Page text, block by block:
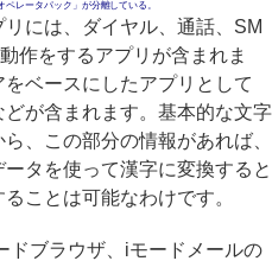
レータパック」が分離している。
には、ダイヤル、通話、SM
作をするアプリが含まれま
ベースにしたアプリとして
が含まれます。基本的な文字
、この部分の情報があれば、
タを使って漢字に変換すると
ことは可能なわけです。
ブラウザ、iモードメールの